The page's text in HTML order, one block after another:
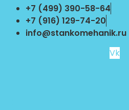
Перейти
содержимому
+7 (499) 390-58-64
+7 (916) 129-74-20
info@stankomehanik.ru
Vk